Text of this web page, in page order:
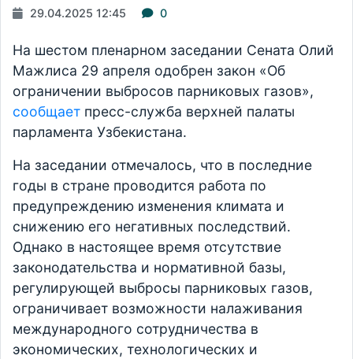
29.04.2025 12:45 0
На шестом пленарном заседании Сената Олий
Мажлиса 29 апреля одобрен закон «Об
ограничении выбросов парниковых газов»,
сообщает пресс-служба верхней палаты
парламента Узбекистана.
На заседании отмечалось, что в последние
годы в стране проводится работа по
предупреждению изменения климата и
снижению его негативных последствий.
Однако в настоящее время отсутствие
законодательства и нормативной базы,
регулирующей выбросы парниковых газов,
ограничивает возможности налаживания
международного сотрудничества в
экономических, технологических и